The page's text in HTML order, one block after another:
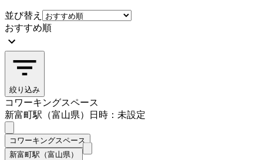
並び替え
おすすめ順
絞り込み
コワーキングスペース
新富町駅（富山県）
日時：未設定
コワーキングスペース
新富町駅（富山県）